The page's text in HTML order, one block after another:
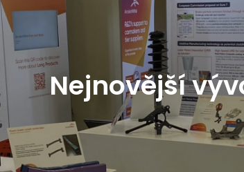
Nejnovější